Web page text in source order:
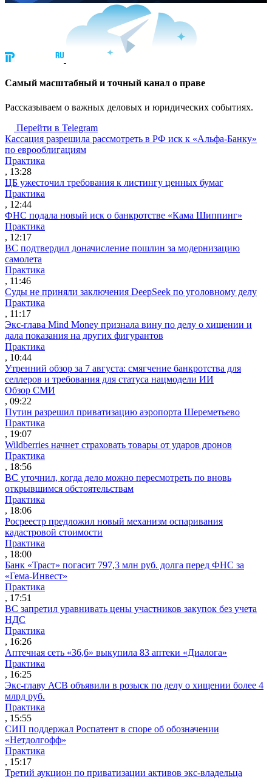
Cамый масштабный и точный канал о праве
Рассказываем о важных деловых и юридических событиях.
Перейти в Telegram
Кассация разрешила рассмотреть в РФ иск к «Альфа-Банку»
по еврооблигациям
Практика
, 13:28
ЦБ ужесточил требования к листингу ценных бумаг
Практика
, 12:44
ФНС подала новый иск о банкротстве «Кама Шиппинг»
Практика
, 12:17
ВС подтвердил доначисление пошлин за модернизацию
самолета
Практика
, 11:46
Суды не приняли заключения DeepSeek по уголовному делу
Практика
, 11:17
Экс-глава Mind Money признала вину по делу о хищении и
дала показания на других фигурантов
Практика
, 10:44
Утренний обзор за 7 августа: смягчение банкротства для
селлеров и требования для статуса нацмодели ИИ
Обзор СМИ
, 09:22
Путин разрешил приватизацию аэропорта Шереметьево
Практика
, 19:07
Wildberries начнет страховать товары от ударов дронов
Практика
, 18:56
ВС уточнил, когда дело можно пересмотреть по вновь
открывшимся обстоятельствам
Практика
, 18:06
Росреестр предложил новый механизм оспаривания
кадастровой стоимости
Практика
, 18:00
Банк «Траст» погасит 797,3 млн руб. долга перед ФНС за
«Гема-Инвест»
Практика
, 17:51
ВС запретил уравнивать цены участников закупок без учета
НДС
Практика
, 16:26
Аптечная сеть «36,6» выкупила 83 аптеки «Диалога»
Практика
, 16:25
Экс-главу АСВ объявили в розыск по делу о хищении более 4
млрд руб.
Практика
, 15:55
СИП поддержал Роспатент в споре об обозначении
«Нетдолгофф»
Практика
, 15:17
Третий аукцион по приватизации активов экс-владельца